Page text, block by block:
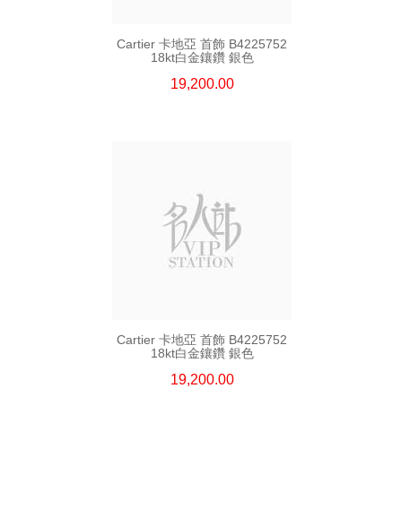
Cartier 卡地亞 首飾 B4225752
18kt白金鑲鑽 銀色
19,200.00
Cartier 卡地亞 首飾 B4225752
18kt白金鑲鑽 銀色
19,200.00